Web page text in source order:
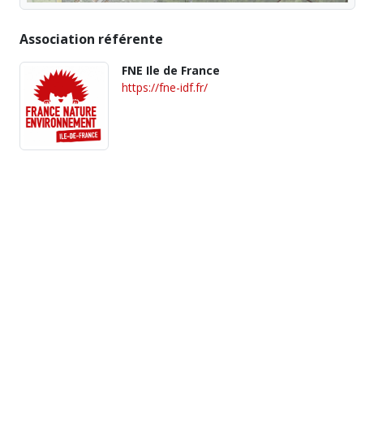
Association référente
FNE Ile de France
https://fne-idf.fr/